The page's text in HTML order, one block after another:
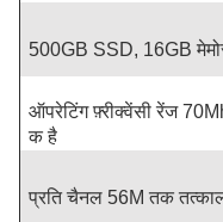
500GB SSD, 16GB
ऑपरेटिंग फ़्रीक्वेंसी रेंज
क है
प्रति चैनल 56M तक